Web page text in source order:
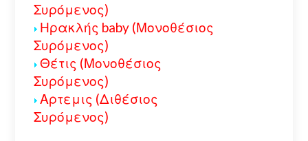
Συρόμενος)
Ηρακλής baby (Μονοθέσιος
Συρόμενος)
Θέτις (Μονοθέσιος
Συρόμενος)
Αρτεμις (Διθέσιος
Συρόμενος)